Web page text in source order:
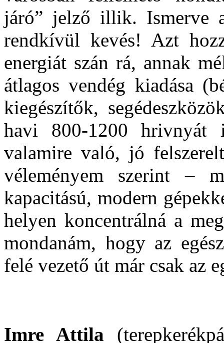
járó” jelző illik. Ismerve
rendkívül kevés! Azt
energiát szán rá, annak
átlagos vendég kiadása
kiegészítők,
havi 800-1200 hriv­nyát
valamire való, jó
véleményem szerint –
kapacitású, modern
helyen koncentrálná a
mondanám, hogy az
felé vezető út már csak az
Imre Attila